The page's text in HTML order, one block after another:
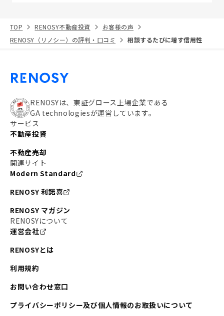
TOP RENOSY不動産投資
お客様の声
RENOSY（リノシー）の評判・口コミ
相談するたびに増す信用性
RENOSYは、東証グロース上場企業である
GA technologiesが運営しています。
サービス
不動産投資
不動産売却
関連サイト
Modern Standard
RENOSY 利諾喜
RENOSY マガジン
RENOSYについて
運営会社
RENOSYとは
利用規約
お問い合わせ窓口
プライバシーポリシー及び個人情報のお取扱いについて